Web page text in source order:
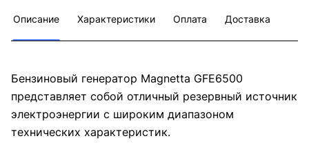
Описание Характеристики Оплата Доставка
Бензиновый генератор Magnetta GFE6500
представляет собой отличный резервный источник
электроэнергии с широким диапазоном
технических характеристик.